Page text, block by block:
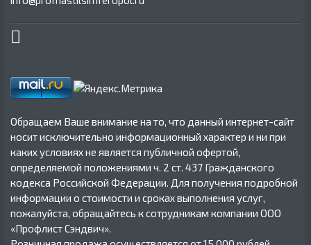
Обращаем Ваше внимание на то, что данный интернет-сайт
носит исключительно информационный характер и ни при
каких условиях не является публичной офертой,
определяемой положениями ч. 2 ст. 437 Гражданского
кодекса Российской Федерации. Для получения подробной
информации о стоимости и сроках выполнения услуг,
пожалуйста, обращайтесь к сотрудникам компании ООО
«Профлист Сэндвич».